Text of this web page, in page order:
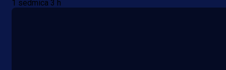
1 sedmica 3 h